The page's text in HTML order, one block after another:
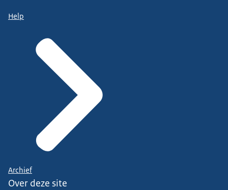
Help
Archief
Over deze site